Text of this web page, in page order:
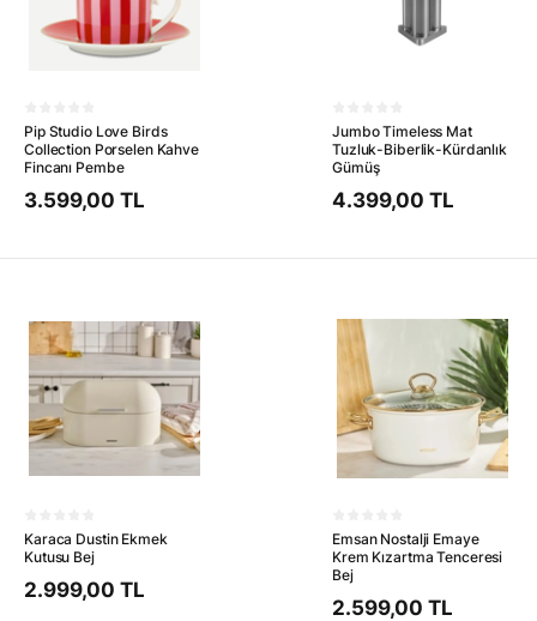
Pip Studio Love Birds
Collection Porselen Kahve
Fincanı Pembe
3.599,00 TL
Jumbo Timeless Mat
Tuzluk-Biberlik-Kürdanlık
Gümüş
4.399,00 TL
Karaca Dustin Ekmek
Kutusu Bej
2.999,00 TL
Emsan Nostalji Emaye
Krem Kızartma Tenceresi
Bej
2.599,00 TL